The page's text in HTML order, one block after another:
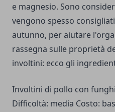
e magnesio. Sono
vengono spesso
autunno, per aiutare
rassegna sulle proprietà
involtini: ecco gli
Involtini di pollo con
Difficoltà: media Costo: